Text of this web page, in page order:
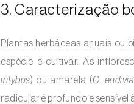
3. Caracterização
Plantas herbáceas anuais ou
espécie e cultivar. As
intybus) ou amarela (C. endivia
radicular é profundo e sensível